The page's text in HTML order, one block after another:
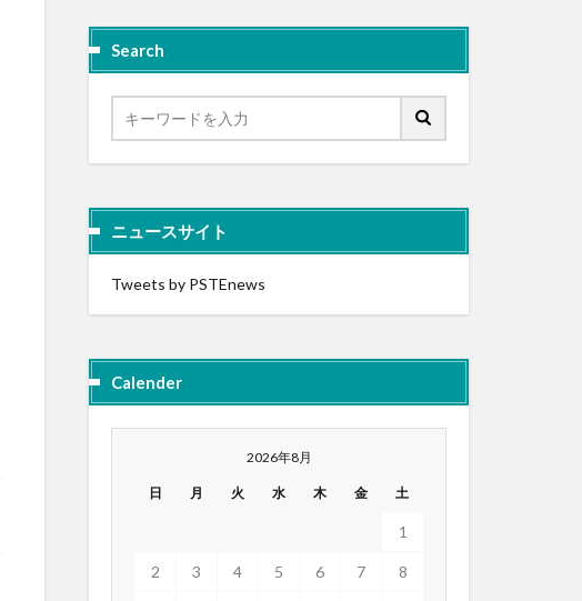
Search
ニュースサイト
Tweets by PSTEnews
Calender
2026年8月
日 月 火 水 木 金 土
1
2 3 4 5 6 7 8